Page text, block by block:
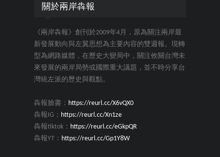
關於兩岸犇報
《兩岸犇報》創刊於2009年4月，原為關注兩岸最
新發展動向與左翼思想為主要內容的雙週報。現轉
型為網路媒體，在歷史大變局中，關注攸關台灣未
來發展的兩岸局勢或國際重大議題，並不時分享台
灣統左派的歷史與觀點。
犇報臉書： https://reurl.cc/X6vQX0
犇報IG： https://reurl.cc/Xn1ze
犇報tiktok： https://reurl.cc/eGkpQR
犇報YT： https://reurl.cc/Gp1Y8W